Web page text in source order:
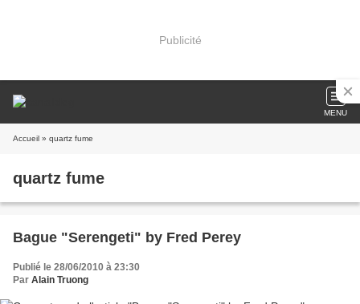
Publicité
MENU
Accueil » quartz fume
quartz fume
Bague "Serengeti" by Fred Perey
Publié le 28/06/2010 à 23:30
Par Alain Truong